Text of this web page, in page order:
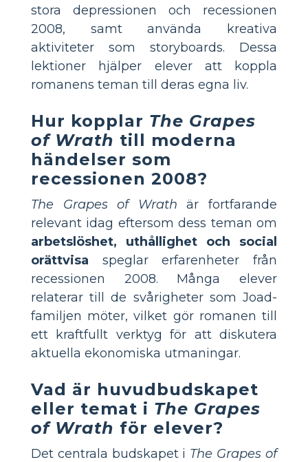
stora depressionen och recessionen
2008, samt använda kreativa
aktiviteter som storyboards. Dessa
lektioner hjälper elever att koppla
romanens teman till deras egna liv.
Hur kopplar The Grapes
of Wrath till moderna
händelser som
recessionen 2008?
The Grapes of Wrath är fortfarande
relevant idag eftersom dess teman om
arbetslöshet, uthållighet och social
orättvisa speglar erfarenheter från
recessionen 2008. Många elever
relaterar till de svårigheter som Joad-
familjen möter, vilket gör romanen till
ett kraftfullt verktyg för att diskutera
aktuella ekonomiska utmaningar.
Vad är huvudbudskapet
eller temat i The Grapes
of Wrath för elever?
Det centrala budskapet i The Grapes of